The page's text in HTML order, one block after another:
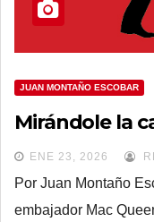
JUAN MONTAÑO ESCOBAR
Mirándole la
ENE 23, 2026
Por Juan Montaño
embajador Mac